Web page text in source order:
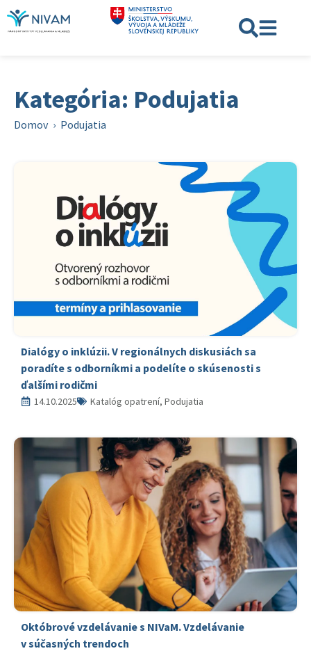
Kategória: Podujatia
Domov › Podujatia
Dialógy o inklúzii. V regionálnych diskusiách sa
poradíte s odborníkmi a podelíte o skúsenosti s
ďalšími rodičmi
14.10.2025 Katalóg opatrení, Podujatia
Októbrové vzdelávanie s NIVaM. Vzdelávanie
v súčasných trendoch